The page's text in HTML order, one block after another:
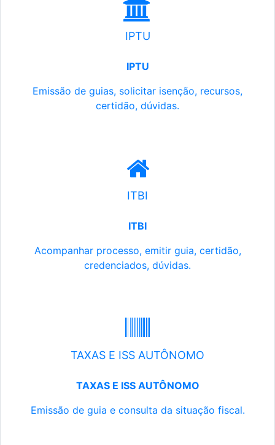
IPTU
IPTU
Emissão de guias, solicitar isenção, recursos,
certidão, dúvidas.
ITBI
ITBI
Acompanhar processo, emitir guia, certidão,
credenciados, dúvidas.
TAXAS E ISS AUTÔNOMO
TAXAS E ISS AUTÔNOMO
Emissão de guia e consulta da situação fiscal.